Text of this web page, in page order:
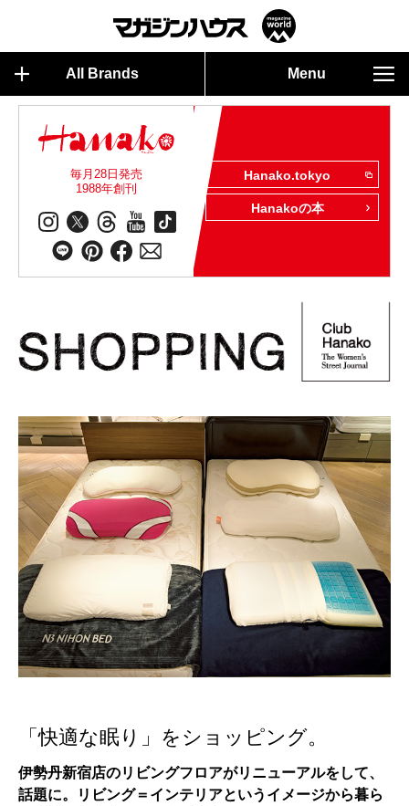
All Brands Menu
毎月28日発売
1988年創刊
Hanako.tokyo
Hanakoの本
「快適な眠り」をショッピング。
伊勢丹新宿店のリビングフロアがリニューアルをして、
話題に。リビング＝インテリアというイメージから暮ら